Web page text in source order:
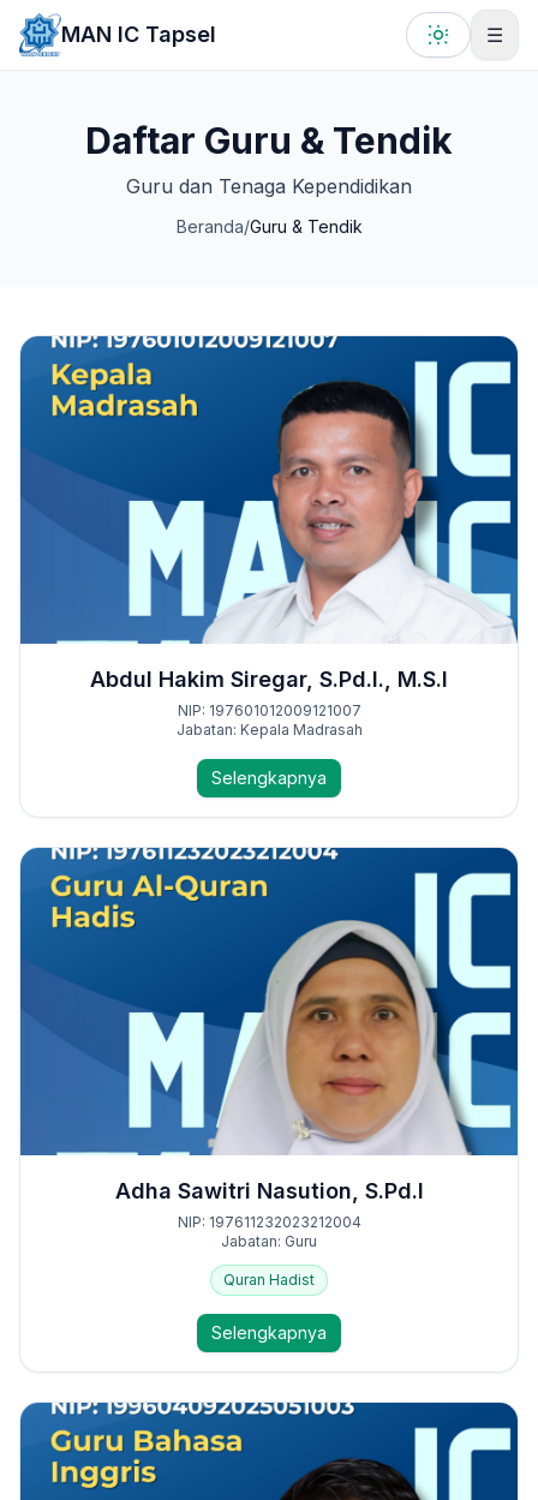
Lewati ke konten utama
MAN IC Tapsel ☰
Daftar Guru & Tendik
Guru dan Tenaga Kependidikan
Beranda/Guru & Tendik
Abdul Hakim Siregar, S.Pd.I., M.S.I
NIP: 197601012009121007
Jabatan: Kepala Madrasah
Selengkapnya
Adha Sawitri Nasution, S.Pd.I
NIP: 197611232023212004
Jabatan: Guru
Quran Hadist
Selengkapnya